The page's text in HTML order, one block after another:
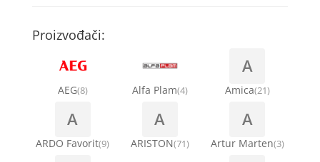
Ručice za vrata za veš mašinu
Šarke za veš mašine
Točkići za sudo mašine
Kompresori za klima uređaje
Kondenz creva
Nosači za klimu
Proizvođači:
AEG(8) Alfa Plam(4)
A
Amica(21)
A
ARDO Favorit(9)
A
ARISTON(71)
A
Artur Marten(3)